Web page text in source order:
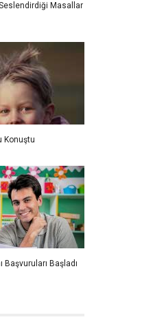
Masallar
Konuştu
Başladı